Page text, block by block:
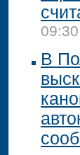
09:30
В